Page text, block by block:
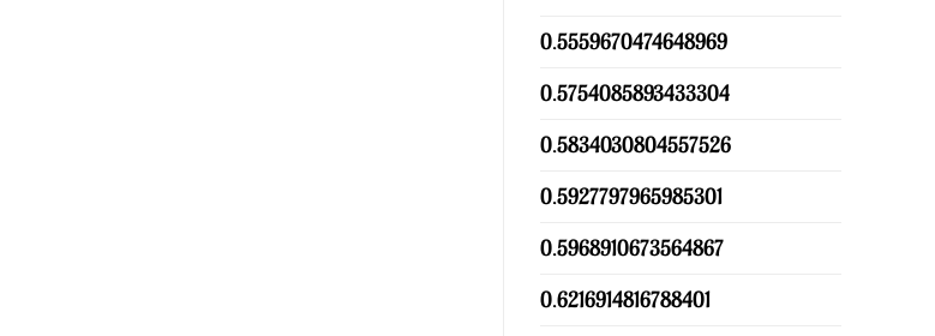
0.5559670474648969
0.5754085893433304
0.5834030804557526
0.5927797965985301
0.5968910673564867
0.6216914816788401